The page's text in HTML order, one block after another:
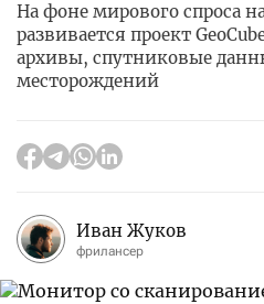
На фоне мирового спроса
развивается проект
архивы, спутниковые
месторождений
Иван Жуков
фрилансер